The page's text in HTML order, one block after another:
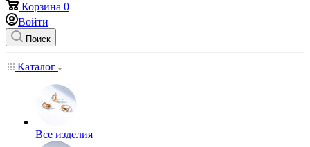
Корзина 0
Войти
Поиск
Каталог
Все изделия